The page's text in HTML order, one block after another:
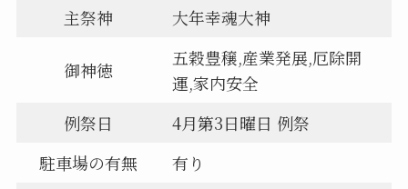
主祭神
大年幸魂大神
御神徳
五穀豊穣,産業発展,厄除開
運,家内安全
例祭日
4月第3日曜日 例祭
駐車場の有無
有り